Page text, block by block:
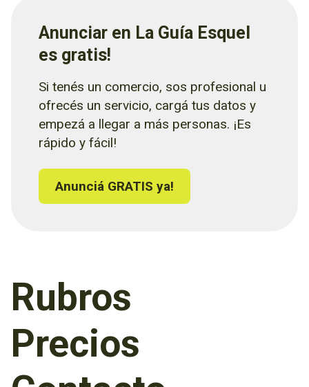
Anunciar en La Guía Esquel
es gratis!
Si tenés un comercio, sos profesional u
ofrecés un servicio, cargá tus datos y
empezá a llegar a más personas. ¡Es
rápido y fácil!
Anunciá GRATIS ya!
Rubros
Precios